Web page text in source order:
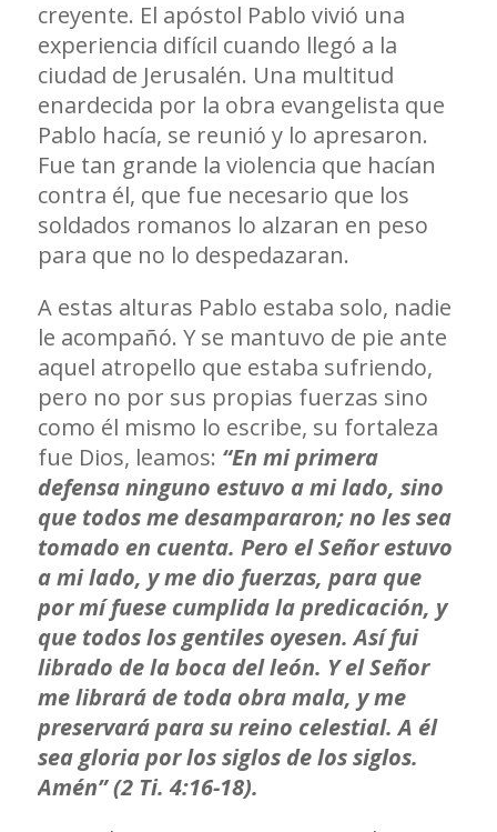
creyente. El apóstol Pablo vivió una
experiencia difícil cuando llegó a la
ciudad de Jerusalén. Una multitud
enardecida por la obra evangelista que
Pablo hacía, se reunió y lo apresaron.
Fue tan grande la violencia que hacían
contra él, que fue necesario que los
soldados romanos lo alzaran en peso
para que no lo despedazaran.
A estas alturas Pablo estaba solo, nadie
le acompañó. Y se mantuvo de pie ante
aquel atropello que estaba sufriendo,
pero no por sus propias fuerzas sino
como él mismo lo escribe, su fortaleza
fue Dios, leamos: “En mi primera
defensa ninguno estuvo a mi lado, sino
que todos me desampararon; no les sea
tomado en cuenta. Pero el Señor estuvo
a mi lado, y me dio fuerzas, para que
por mí fuese cumplida la predicación, y
que todos los gentiles oyesen. Así fui
librado de la boca del león. Y el Señor
me librará de toda obra mala, y me
preservará para su reino celestial. A él
sea gloria por los siglos de los siglos.
Amén” (2 Ti. 4:16-18).